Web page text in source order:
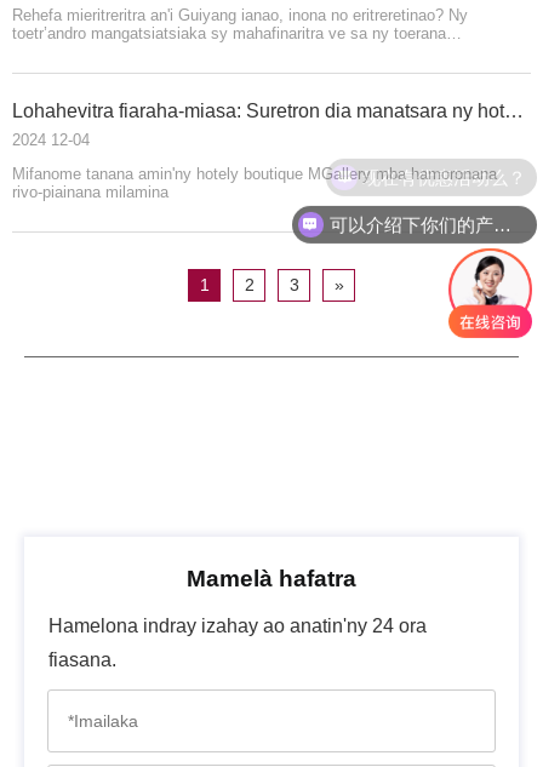
Rehefa mieritreritra an'i Guiyang ianao, inona no eritreretinao? Ny
toetr’andro mangatsiatsiaka sy mahafinaritra ve sa ny toerana
hay hadinoina indrindra dia mazava ho azy, ny kolontsaina sakafo
mpikambana vaovao ao amin'ny sarintanin'i Guiyang nampiana! izany Lohahevitra fiaraha-miasa: Suretron dia manatsara ny hotely MGallery miaraka amin'ny atmosfera mahafinaritra
2024 12-04
Mifanome tanana amin'ny hotely boutique MGallery mba hamoronana
rivo-piainana milamina
1 2 3 »
Mamelà hafatra
Hamelona indray izahay ao anatin'ny 24 ora
fiasana.
可以介绍下你们的产品么？
现在有优惠活动么？